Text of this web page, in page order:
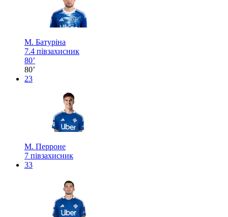
М. Батуріна
7.4 півзахисник
80’
80’
23
М. Перроне
7 півзахисник
33